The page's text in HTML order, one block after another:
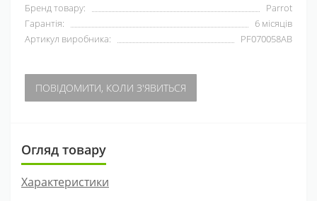
Бренд товару:
Parrot
Гарантія:
6 місяців
Артикул виробника:
PF070058AB
ПОВІДОМИТИ, КОЛИ З'ЯВИТЬСЯ
Огляд товару
Характеристики